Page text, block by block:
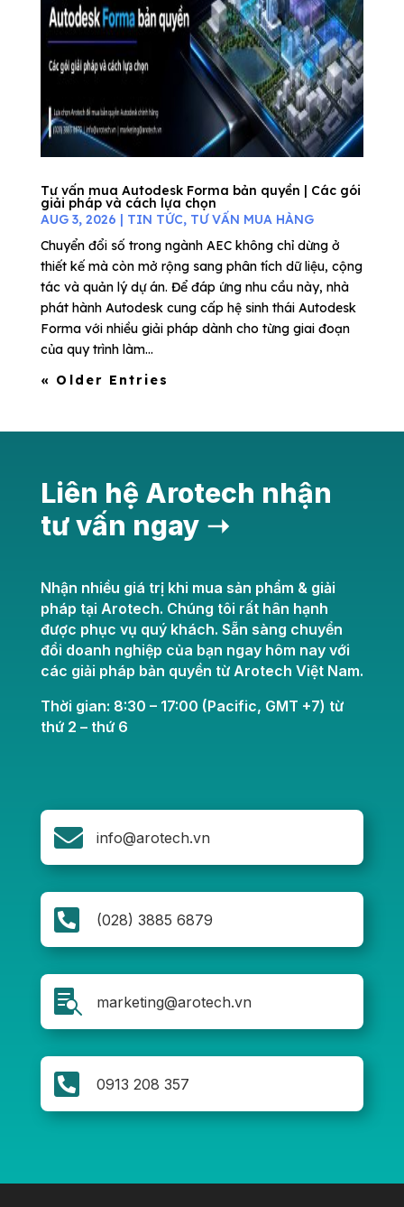
Tư vấn mua Autodesk Forma bản quyền | Các gói
giải pháp và cách lựa chọn
AUG 3, 2026 | TIN TỨC, TƯ VẤN MUA HÀNG
Chuyển đổi số trong ngành AEC không chỉ dừng ở
thiết kế mà còn mở rộng sang phân tích dữ liệu, cộng
tác và quản lý dự án. Để đáp ứng nhu cầu này, nhà
phát hành Autodesk cung cấp hệ sinh thái Autodesk
Forma với nhiều giải pháp dành cho từng giai đoạn
của quy trình làm...
« Older Entries
Liên hệ Arotech nhận
tư vấn ngay ➝
Nhận nhiều giá trị khi mua sản phẩm & giải
pháp tại Arotech. Chúng tôi rất hân hạnh
được phục vụ quý khách. Sẵn sàng chuyển
đổi doanh nghiệp của bạn ngay hôm nay với
các giải pháp bản quyền từ Arotech Việt Nam.
Thời gian: 8:30 – 17:00 (Pacific, GMT +7) từ
thứ 2 – thứ 6
 info@arotech.vn
 (028) 3885 6879
 marketing@arotech.vn
 0913 208 357